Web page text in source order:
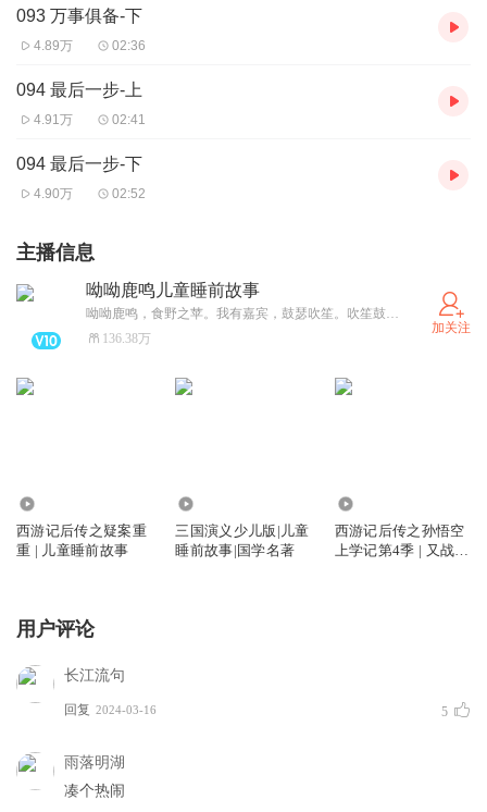
093 万事俱备-下
4.89万 02:36
094 最后一步-上
4.91万 02:41
094 最后一步-下
4.90万 02:52
主播信息
呦呦鹿鸣儿童睡前故事
呦呦鹿鸣，食野之苹。我有嘉宾，鼓瑟吹笙。吹笙鼓簧，承筐是将。人之好我，示我周行。 呦呦鹿鸣，食野之蒿。我有嘉宾，德音孔昭。视民不恌，君子是则是效。我有旨酒，嘉宾式燕以敖。 呦呦鹿鸣，食野之芩。我有嘉宾，鼓瑟鼓琴。鼓瑟鼓琴，和乐且湛。我有旨酒，以燕乐嘉宾之心。
136.38万
加关注
西游记后传之疑案重
重 | 儿童睡前故事
三国演义少儿版|儿童
睡前故事|国学名著
西游记后传之孙悟空
上学记第4季 | 又战机
用户评论
长江流句
回复 2024-03-16 5
雨落明湖
凑个热闹